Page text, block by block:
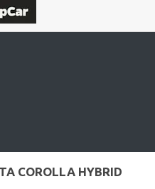
COROLLA HYBRID